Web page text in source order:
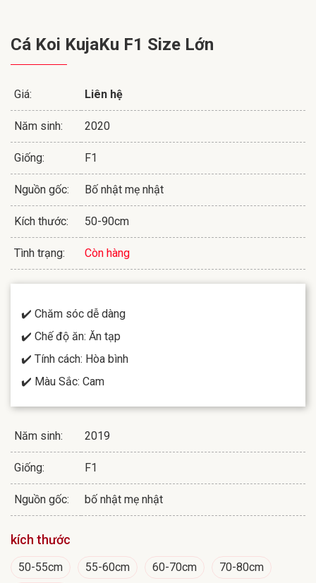
Cá Koi KujaKu F1 Size Lớn
Giá: Liên hệ
Năm sinh: 2020
Giống: F1
Nguồn gốc: Bố nhật mẹ nhật
Kích thước: 50-90cm
Tình trạng: Còn hàng
✔️ Chăm sóc dễ dàng
✔️ Chế độ ăn: Ăn tạp
✔️ Tính cách: Hòa bình
✔️ Màu Sắc: Cam
Năm sinh: 2019
Giống: F1
Nguồn gốc: bố nhật mẹ nhật
kích thước
50-55cm 55-60cm 60-70cm
70-80cm